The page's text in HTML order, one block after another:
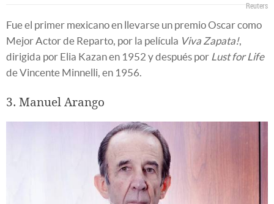
Reuters
Fue el primer mexicano en llevarse un premio Oscar como
Mejor Actor de Reparto, por la película Viva Zapata!,
dirigida por Elia Kazan en 1952 y después por Lust for Life
de Vincente Minnelli, en 1956.
3. Manuel Arango